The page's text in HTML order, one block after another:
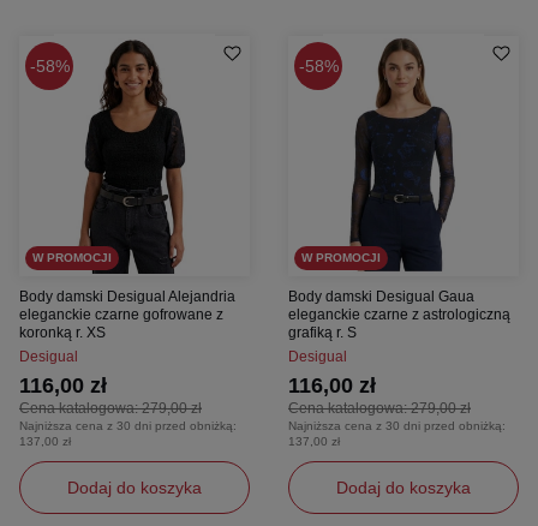
58%
W PROMOCJI
Body damski Desigual Alejandria
eleganckie czarne gofrowane z
koronką r. XS
Desigual
Cena katalogowa:279,00 zł
116,00 zł
Najniższa cena z 30 dni przed obniżką:
137,00 zł
Dodaj do koszyka
58%
W PROMOCJI
Body damski Desigual Gaua
eleganckie czarne z astrologiczną
grafiką r. S
Desigual
Cena katalogowa:279,00 zł
116,00 zł
Najniższa cena z 30 dni przed obniżką:
137,00 zł
Dodaj do koszyka